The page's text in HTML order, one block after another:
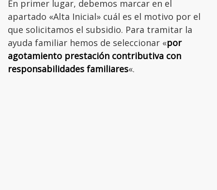
En primer lugar, debemos marcar en el
apartado «Alta Inicial» cuál es el motivo por el
que solicitamos el subsidio. Para tramitar la
ayuda familiar hemos de seleccionar «por
agotamiento prestación contributiva con
responsabilidades familiares«.